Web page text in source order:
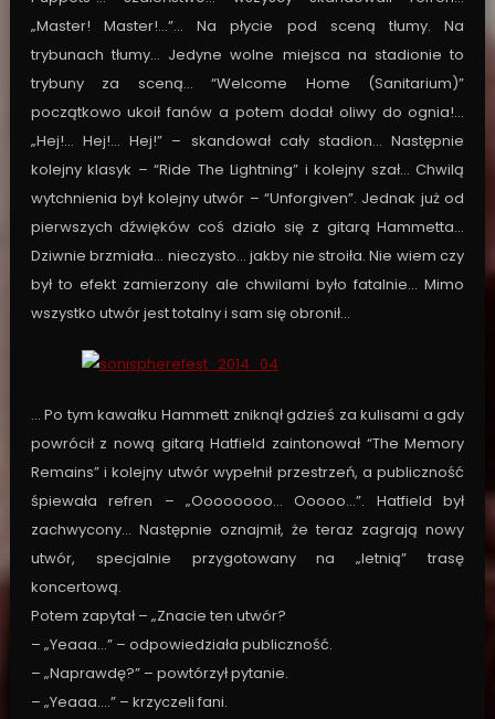
„Master! Master!…”… Na płycie pod sceną tłumy. Na
trybunach tłumy… Jedyne wolne miejsca na stadionie to
trybuny za sceną… “Welcome Home (Sanitarium)”
początkowo ukoił fanów a potem dodał oliwy do ognia!…
„Hej!… Hej!… Hej!” – skandował cały stadion… Następnie
kolejny klasyk – “Ride The Lightning” i kolejny szał… Chwilą
wytchnienia był kolejny utwór – “Unforgiven”. Jednak już od
pierwszych dźwięków coś działo się z gitarą Hammetta…
Dziwnie brzmiała… nieczysto… jakby nie stroiła. Nie wiem czy
był to efekt zamierzony ale chwilami było fatalnie… Mimo
wszystko utwór jest totalny i sam się obronił…
… Po tym kawałku Hammett zniknął gdzieś za kulisami a gdy
powrócił z nową gitarą Hatfield zaintonował “The Memory
Remains” i kolejny utwór wypełnił przestrzeń, a publiczność
śpiewała refren – „Oooooooo… Ooooo…”. Hatfield był
zachwycony… Następnie oznajmił, że teraz zagrają nowy
utwór, specjalnie przygotowany na „letnią” trasę
koncertową.
Potem zapytał – „Znacie ten utwór?
– „Yeaaa…” – odpowiedziała publiczność.
– „Naprawdę?” – powtórzył pytanie.
– „Yeaaa….” – krzyczeli fani.